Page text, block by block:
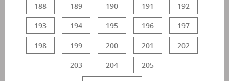
188 189 190 191 192
193 194 195 196 197
198 199 200 201 202
203 204 205